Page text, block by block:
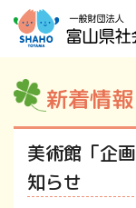
新着情報
美術館「企
知らせ